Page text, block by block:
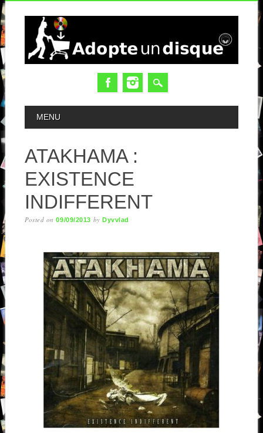
MAIN MENU
MENU
ATAKHAMA :
EXISTENCE
INDIFFERENT
Posted on09/09/2013 byDyvvlad